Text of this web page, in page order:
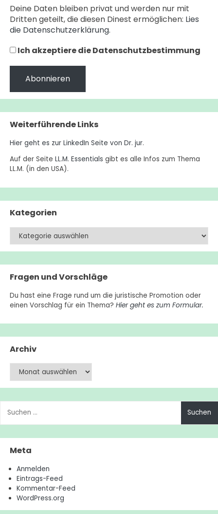
Deine Daten bleiben privat und werden nur mit
Dritten geteilt, die diesen Dinest ermöglichen: Lies
die Datenschutzerklärung.
Ich akzeptiere die Datenschutzbestimmung
Weiterführende Links
Hier geht es zur LinkedIn Seite von Dr. jur.
Auf der SeiteLL.M. Essentials gibt es alle Infos zum Thema
LL.M. (in den USA).
Kategorien
Fragen und Vorschläge
Du hast eine Frage rund um die juristische Promotion oder
einen Vorschlag für ein Thema?Hier geht es zum Formular.
Archiv
Archiv
nach:
Meta
Anmelden
Eintrags-Feed
Kommentar-Feed
WordPress.org